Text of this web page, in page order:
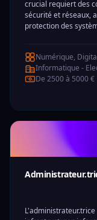
crucial requiert des
sécurité et réseaux,
protection des
Numérique,
Informatique -
De 2500 à 5000 €